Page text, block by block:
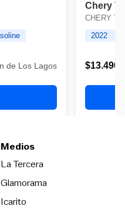
Medios
La TerceraOpens in new
Glamorama
Icarito